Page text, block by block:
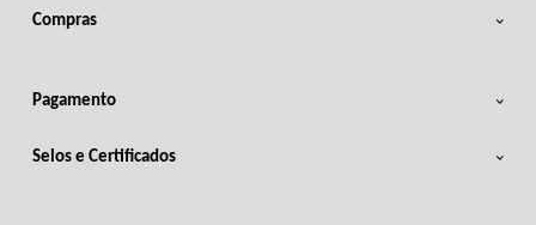
Compras
Pagamento
Selos e Certificados